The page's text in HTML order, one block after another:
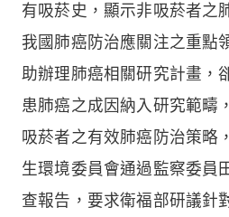
有吸菸史，顯示非吸菸者之
我國肺癌防治應關注之重點
助辦理肺癌相關研究計畫，
患肺癌之成因納入研究範疇
吸菸者之有效肺癌防治策略
生環境委員會通過監察委員
查報告，要求衛福部研議針